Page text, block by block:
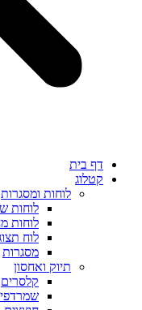
דף בית
קטלוג
לוחות ומסגרות
לוחות
לוחות
לוח
מסגרות
תיוק ואחסון